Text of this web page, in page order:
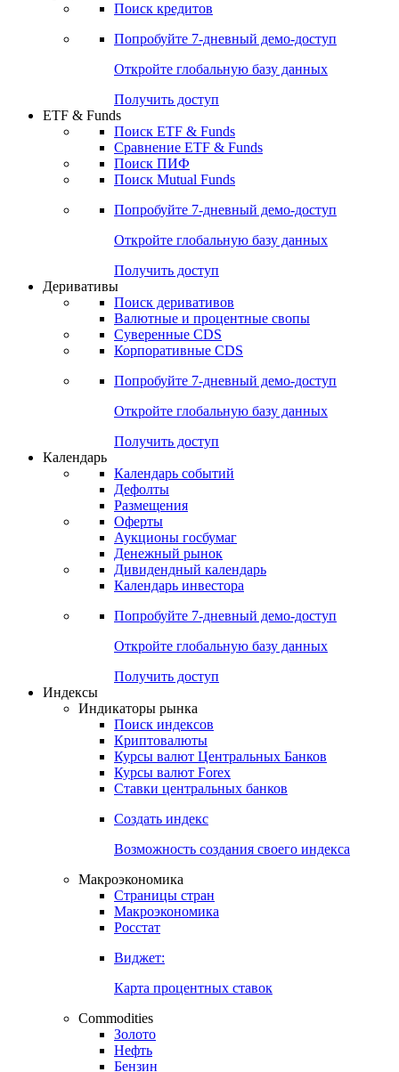
Откройте глобальную базу данных
Получить доступ
Поиск кредитов
Попробуйте7-дневный
Откройте глобальную базу данных
Получить доступ
ETF & Funds
Сравнение ETF & Funds
Поиск Mutual Funds
Попробуйте7-дневный
Откройте глобальную базу данных
Получить доступ
Деривативы
Валютные и процентные свопы
Корпоративные CDS
Попробуйте7-дневный
Откройте глобальную базу данных
Получить доступ
Календарь
Календарь событий
Дефолты
Размещения
Оферты
Денежный рынок
Календарь инвестора
Попробуйте7-дневный
Откройте глобальную базу данных
Получить доступ
Индикаторы рынка
Поиск индексов
Курсы валют Центральных Банков
Ставки центральных банков
Создать индекс
Возможность создания своего индекса
Страницы стран
Росстат
Виджет:
Карта процентных ставок